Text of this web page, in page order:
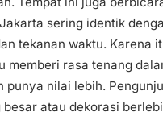
sering identik
tekanan waktu. Karena
memberi rasa tenang
punya nilai lebih.
besar atau dekorasi